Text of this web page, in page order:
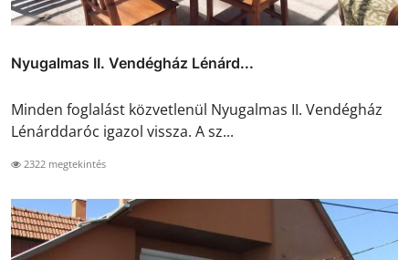
Nyugalmas II. Vendégház Lénárd...
Minden foglalást közvetlenül Nyugalmas II. Vendégház
Lénárddaróc igazol vissza. A sz...
2322 megtekintés